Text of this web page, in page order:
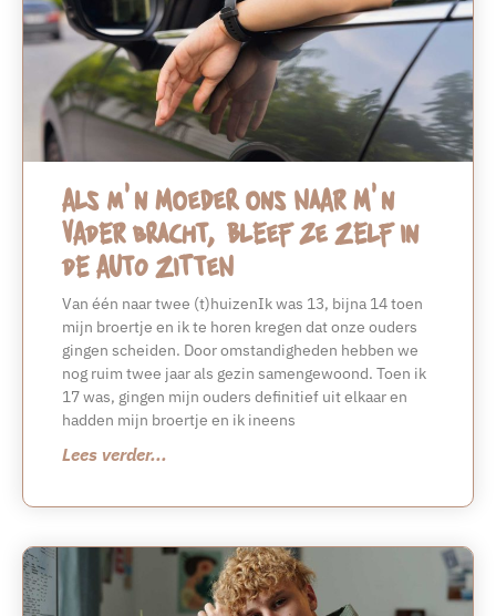
Als m’n moeder ons naar m’n
vader bracht, bleef ze zelf in
de auto zitten
Van één naar twee (t)huizenIk was 13, bijna 14 toen
mijn broertje en ik te horen kregen dat onze ouders
gingen scheiden. Door omstandigheden hebben we
nog ruim twee jaar als gezin samengewoond. Toen ik
17 was, gingen mijn ouders definitief uit elkaar en
hadden mijn broertje en ik ineens
Lees verder...